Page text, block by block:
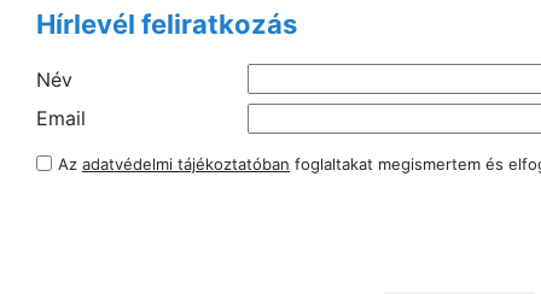
Hírlevél feliratkozás
Név
Email
Az adatvédelmi tájékoztatóban foglaltakat megismertem és